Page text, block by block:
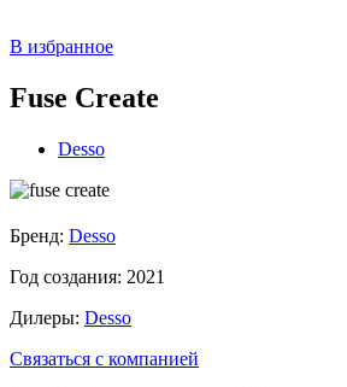
В избранное
Fuse Create
Desso
Бренд: Desso
Год создания: 2021
Дилеры: Desso
Связаться с компанией